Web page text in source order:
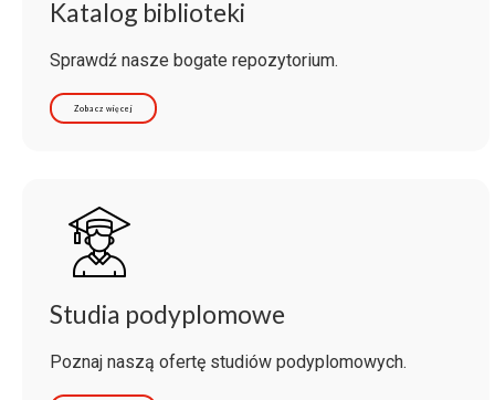
Katalog biblioteki
Sprawdź nasze bogate repozytorium.
Zobacz więcej
Studia podyplomowe
Poznaj naszą ofertę studiów podyplomowych.